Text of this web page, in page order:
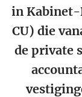
in Kabinet-
CU) die
de private